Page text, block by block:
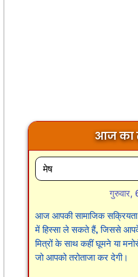
आज का
गुरुवार,
आज आपकी सामाजिक
में हिस्सा ले सकते हैं, जिससे आपके
मित्रों के साथ कहीं घूमने या
जो आपको तरोताजा कर देगी।